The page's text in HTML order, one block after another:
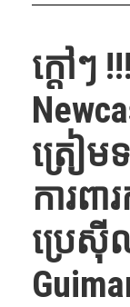
ក្តៅៗ
ត្រៀម
ការព
ប្រេស៊ី